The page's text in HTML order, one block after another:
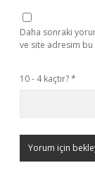
Daha sonraki
ve site adresim bu
10 - 4 kaçtır?*